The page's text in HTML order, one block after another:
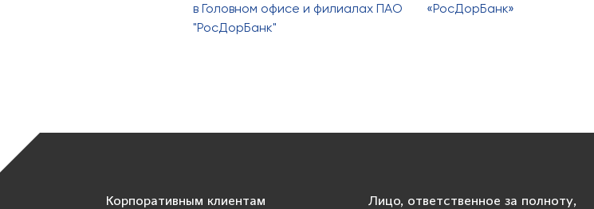
в Головном офисе и филиалах ПАО
"РосДорБанк"
«РосДорБанк»
Корпоративным клиентам
Лицо, ответственное за полноту,